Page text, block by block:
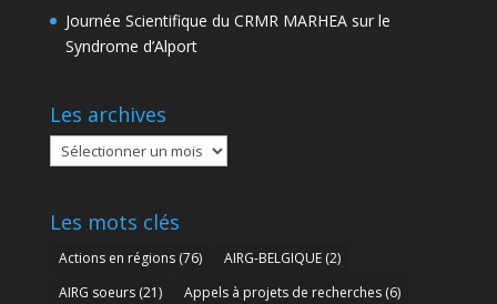
Journée Scientifique du CRMR MARHEA sur le
Syndrome d’Alport
Les archives
Les
archives
Les mots clés
Actions en régions(76) AIRG-BELGIQUE(2)
AIRG soeurs(21) Appels à projets de recherches(6)